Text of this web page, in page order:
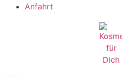
Anfahrt